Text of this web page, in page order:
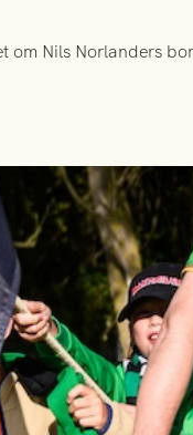
om Nils Norlanders